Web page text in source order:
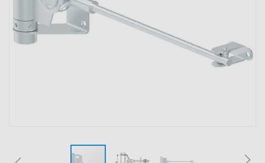
ons voorop, want we geloven dat een
goede relatie met onze klanten het